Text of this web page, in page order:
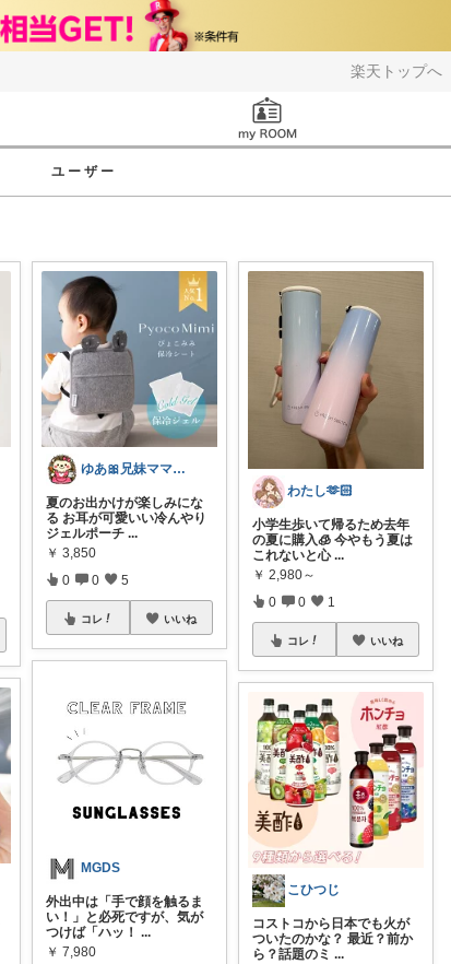
楽天トップへ
ユーザー
ゆあ🎀兄妹ママの育児と暮らし
夏のお出かけが楽しみにな
る お耳が可愛いい冷んやり
ジェルポーチ ...
￥ 3,850
0 0 5
コレ いいね
MGDS
外出中は「手で顔を触るま
い！」と必死ですが、気が
つけば「ハッ！ ...
￥ 7,980
わたし🫶🏻
小学生歩いて帰るため去年
の夏に購入🧊 今やもう夏は
これないと心 ...
￥ 2,980～
0 0 1
コレ いいね
こひつじ
コストコから日本でも火が
ついたのかな？ 最近？前か
ら？話題のミ ...